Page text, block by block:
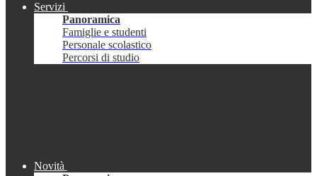
Servizi
Panoramica
Famiglie e studenti
Personale scolastico
Percorsi di studio
Novità